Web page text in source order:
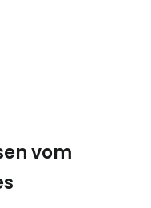
vom